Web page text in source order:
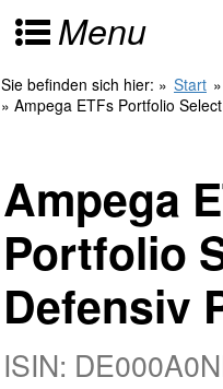
Menu
Sie befinden sich hier: » Start »
» Ampega ETFs Portfolio
Ampega
Portfolio
Defensiv
ISIN: